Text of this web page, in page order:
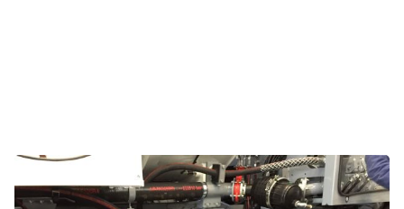
Compartiments, étagères et bancs